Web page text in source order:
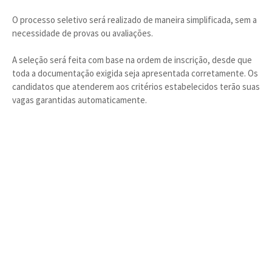
O processo seletivo será realizado de maneira simplificada, sem a
necessidade de provas ou avaliações.
A seleção será feita com base na ordem de inscrição, desde que
toda a documentação exigida seja apresentada corretamente. Os
candidatos que atenderem aos critérios estabelecidos terão suas
vagas garantidas automaticamente.